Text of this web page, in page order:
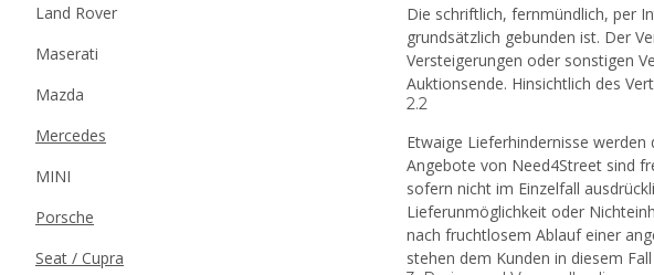
Die schriftlich, fernmündlich, per
grundsätzlich gebunden ist. Der
Versteigerungen oder sonstigen
Auktionsende. Hinsichtlich des
2.2
Etwaige Lieferhindernisse
Angebote von Need4Street sind
sofern nicht im Einzelfall
Lieferunmöglichkeit oder
nach fruchtlosem Ablauf einer
stehen dem Kunden in diesem
Land Rover
Maserati
Mazda
Mercedes
MINI
Porsche
Seat / Cupra